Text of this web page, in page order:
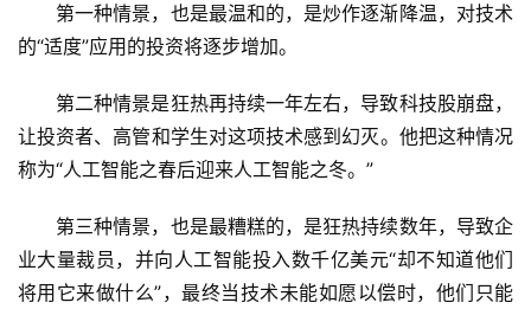
能
科
讯
第一种情景，也是最温和的，是炒作逐渐降温，对技术
的“适度”应用的投资将逐步增加。
第二种情景是狂热再持续一年左右，导致科技股崩盘，
让投资者、高管和学生对这项技术感到幻灭。他把这种情况
称为“人工智能之春后迎来人工智能之冬。”
第三种情景，也是最糟糕的，是狂热持续数年，导致企
业大量裁员，并向人工智能投入数千亿美元“却不知道他们
将用它来做什么”，最终当技术未能如愿以偿时，他们只能